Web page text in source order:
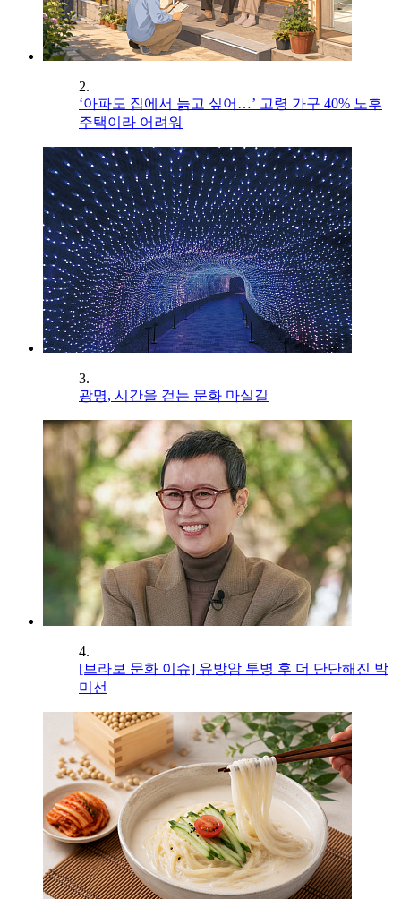
2.
‘아파도 집에서 늙고 싶어…’ 고령 가구 40% 노후
주택이라 어려워
3.
광명, 시간을 걷는 문화 마실길
4.
[브라보 문화 이슈] 유방암 투병 후 더 단단해진 박
미선